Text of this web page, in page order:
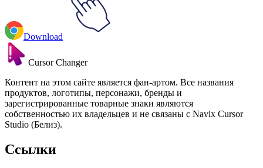
Download
Cursor Changer
Контент на этом сайте является фан-артом. Все названия
продуктов, логотипы, персонажи, бренды и
зарегистрированные товарные знаки являются
собственностью их владельцев и не связаны с Navix Cursor
Studio (Белиз).
Ссылки